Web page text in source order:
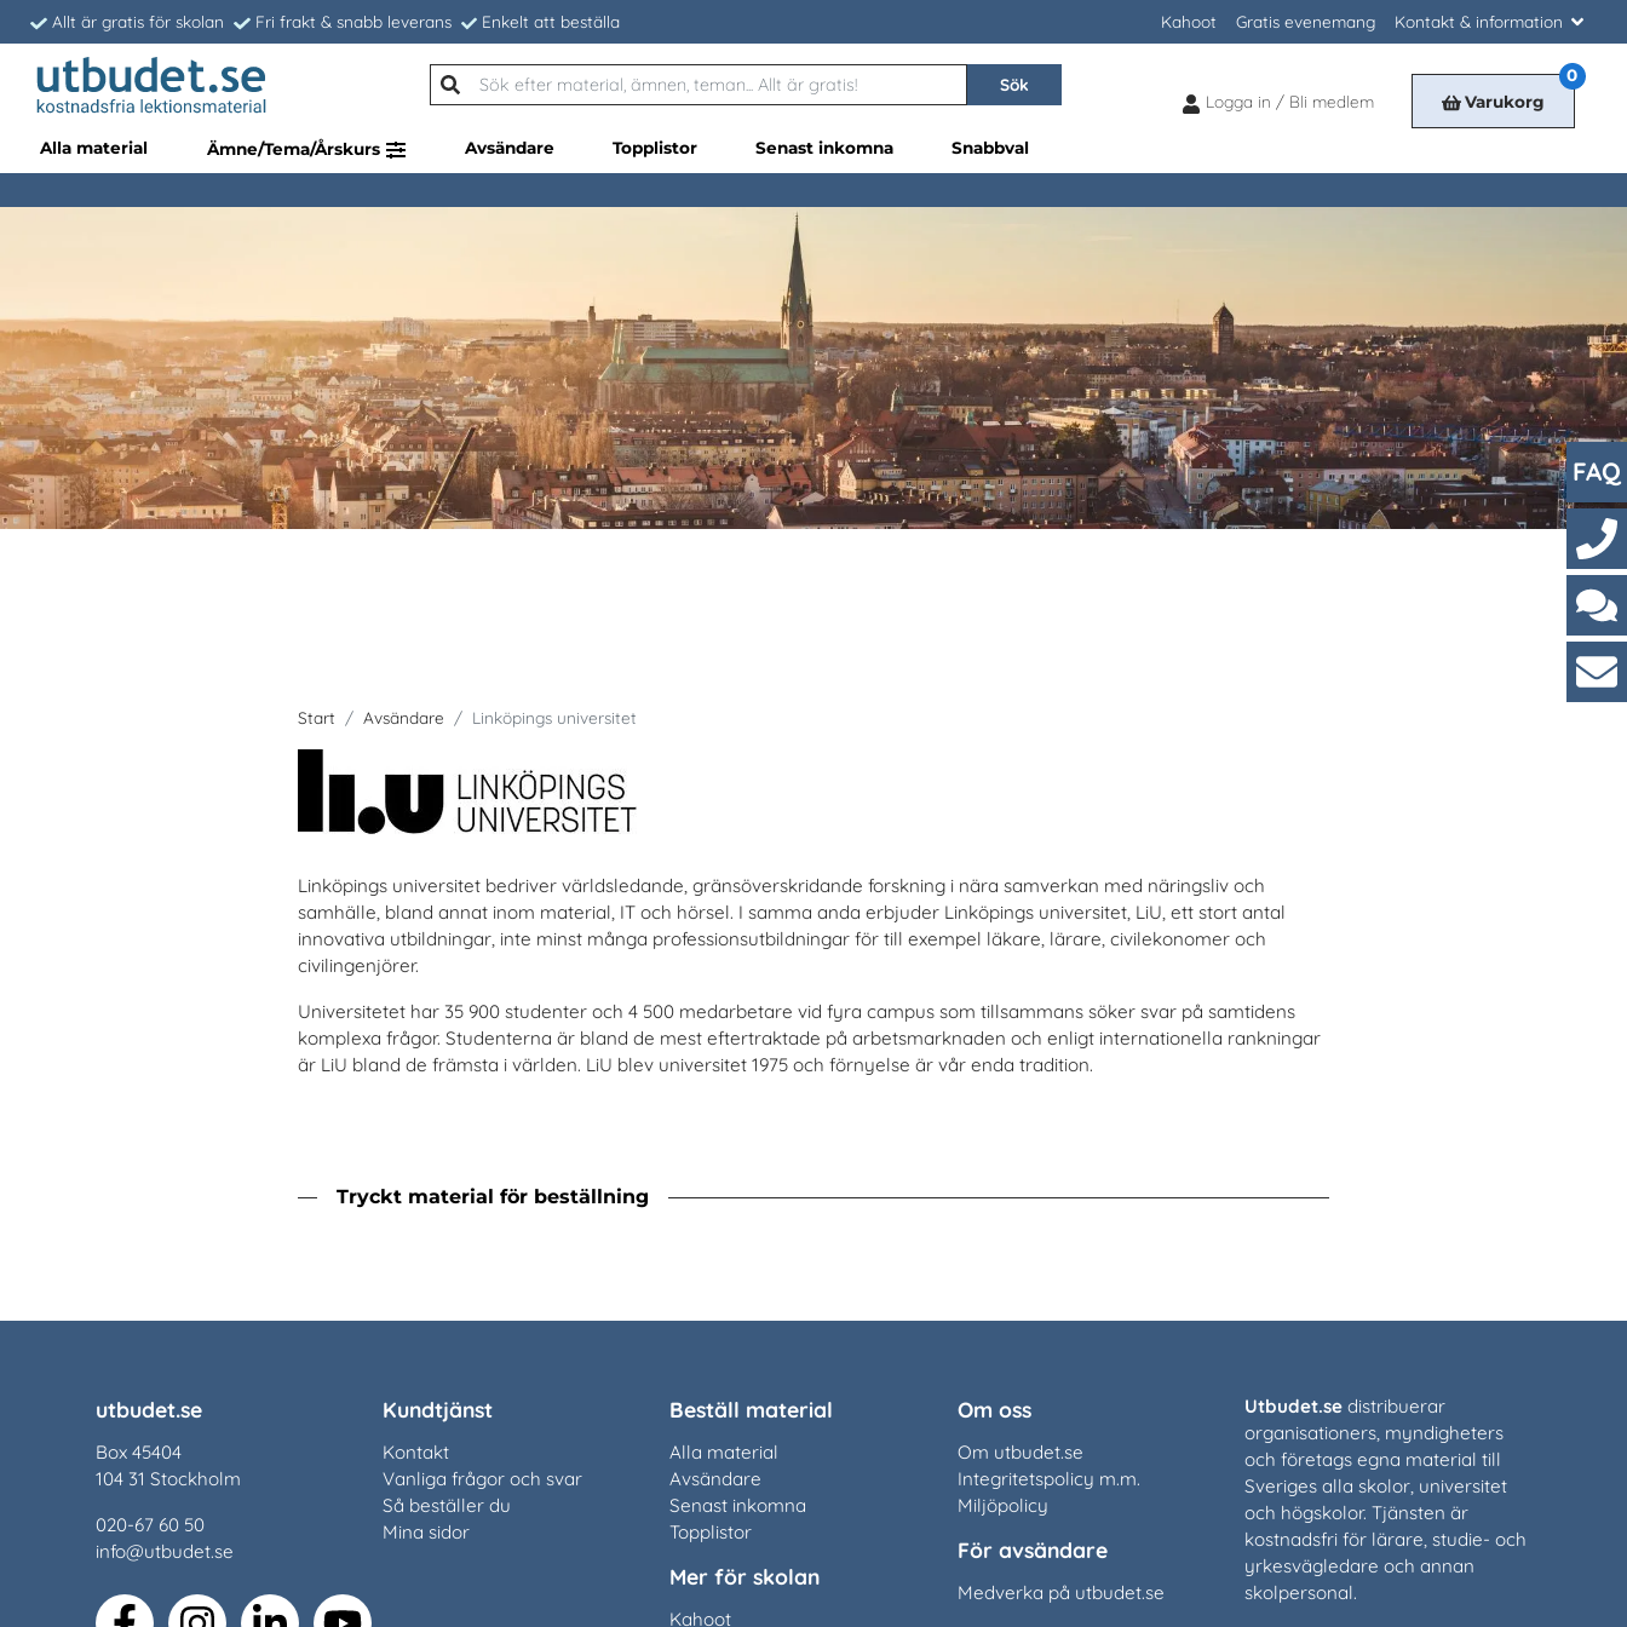
Logga in / Bli medlem
/
Allt är gratis för skolan Fri frakt & snabb leverans Enkelt att beställa Kahoot Gratis evenemang Kontakt & information
Sök
Varukorg
0
Alla material Ämne/Tema/Årskurs Avsändare Topplistor Senast inkomna Snabbval
Start Avsändare Linköpings universitet
Linköpings universitet bedriver världsledande, gränsöverskridande forskning i nära samverkan med näringsliv och
samhälle, bland annat inom material, IT och hörsel. I samma anda erbjuder Linköpings universitet, LiU, ett stort antal
innovativa utbildningar, inte minst många professionsutbildningar för till exempel läkare, lärare, civilekonomer och
civilingenjörer.
Universitetet har 35 900 studenter och 4 500 medarbetare vid fyra campus som tillsammans söker svar på samtidens
komplexa frågor. Studenterna är bland de mest eftertraktade på arbetsmarknaden och enligt internationella rankningar
är LiU bland de främsta i världen. LiU blev universitet 1975 och förnyelse är vår enda tradition.
Tryckt material för beställning
utbudet.se
Box 45404
104 31 Stockholm
020-67 60 50
info@utbudet.se
facebookinstagramlinkedin youtube
Kundtjänst
Kontakt
Vanliga frågor och svar
Så beställer du
Mina sidor
Beställ material
Alla material
Avsändare
Senast inkomna
Topplistor
Mer för skolan
Kahoot
Om oss
Om utbudet.se
Integritetspolicy m.m.
Miljöpolicy
För avsändare
Medverka på utbudet.se
Utbudet.sedistribuerar
organisationers, myndigheters
och företags egna material till
Sveriges alla skolor, universitet
och högskolor. Tjänsten är
kostnadsfri för lärare, studie- och
yrkesvägledare och annan
skolpersonal.
FAQ